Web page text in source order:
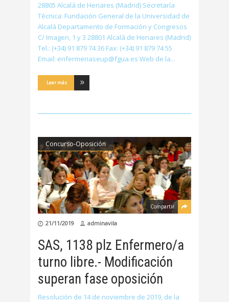
28805 Alcalá de Henares (Madrid) Secretaría
Técnica: Fundación General de la Universidad de
Alcalá Departamento de Formación y Congresos
C/ Imagen, 1 y 3 28801 Alcalá de Henares (Madrid)
Tel.: (+34) 91 879 74 36 Fax: (+34) 91 879 74 55
Email: enfermeriaseup@fgua.es Web de la
Leer más
Concurso-Oposición
Compartir
21/11/2019 adminavila
SAS, 1138 plz Enfermero/a
turno libre.- Modificación
superan fase oposición
Resolución de 14 de noviembre de 2019, de la